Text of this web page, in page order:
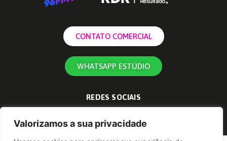
Valorizamos a sua privacidade
CONTATO COMERCIAL
WHATSAPP ESTÚDIO
REDES SOCIAIS